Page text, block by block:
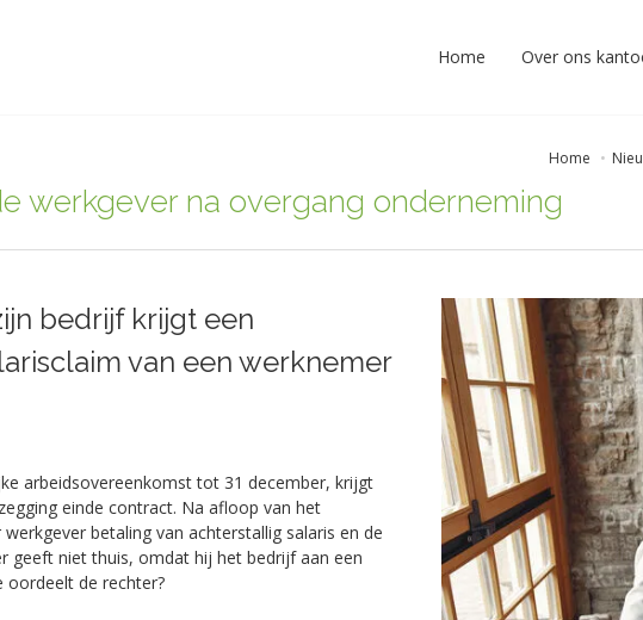
Home Over ons
Home
werkgever na overgang onderneming
bedrijf krijgt een
van een werknemer
arbeidsovereenkomst tot 31 december, krijgt
einde contract. Na afloop van het
betaling van achterstallig salaris en de
geeft niet thuis, omdat hij het bedrijf aan een
oordeelt de rechter?